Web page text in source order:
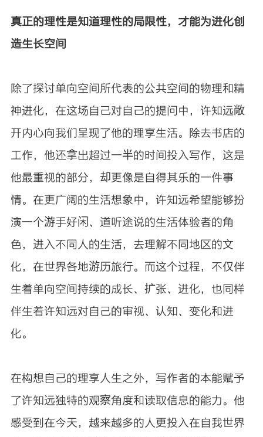
真正的理性是知道理性的局限性，才能为进化创
造生长空间
除了探讨单向空间所代表的公共空间的物理和精
神进化，在这场自己对自己的提问中，许知远敞
开内心向我们呈现了他的理享生活。除去书店的
工作，他还拿出超过一半的时间投入写作，这是
他最重视的部分，却更像是自得其乐的一件事
情。在更广阔的生活想象中，许知远希望能够扮
演一个游手好闲、道听途说的生活体验者的角
色，进入不同人的生活，去理解不同地区的文
化，在世界各地游历旅行。而这个过程，不仅伴
生着单向空间持续的成长、扩张、进化，也同样
伴生着许知远对自己的审视、认知、变化和进
化。
在构想自己的理享人生之外，写作者的本能赋予
了许知远独特的观察角度和读取信息的能力。他
感受到在今天，越来越多的人更投入在自我世界